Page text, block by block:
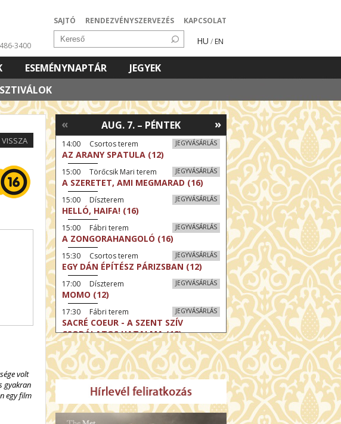
SAJTÓ RENDEZVÉNYSZERVEZÉS KAPCSOLAT
HU / EN
3400
ESEMÉNYNAPTÁR
JEGYEK
VISSZA
volt
gyakran
egy film
»
AUG. 7. – PÉNTEK
«
JEGYVÁSÁRLÁS
14:00 Csortos terem
AZ ARANY SPATULA (12)
JEGYVÁSÁRLÁS
15:00 Törőcsik Mari terem
A SZERETET, AMI MEGMARAD (16)
JEGYVÁSÁRLÁS
15:00 Díszterem
HELLÓ, HAIFA! (16)
JEGYVÁSÁRLÁS
15:00 Fábri terem
A ZONGORAHANGOLÓ (16)
JEGYVÁSÁRLÁS
15:30 Csortos terem
EGY DÁN ÉPÍTÉSZ PÁRIZSBAN (12)
JEGYVÁSÁRLÁS
17:00 Díszterem
MOMO (12)
JEGYVÁSÁRLÁS
17:30 Fábri terem
SACRÉ COEUR - A SZENT SZÍV
CSODÁLATOS HATALMA (12)
JEGYVÁSÁRLÁS
17:30 Törőcsik Mari terem
SZERELMEM, MAROKKÓ (16)
JEGYVÁSÁRLÁS
17:30 Csortos terem
MOHÁCS – VILÁGOK HARCA (12)
JEGYVÁSÁRLÁS
19:00 Díszterem
ODÜSSZEIA (16)